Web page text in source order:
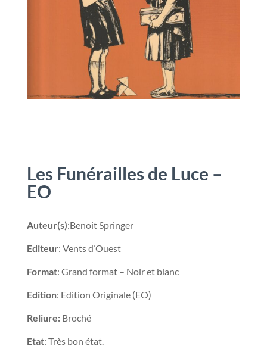
Les Funérailles de Luce –
EO
Auteur(s):Benoit Springer
Editeur: Vents d’Ouest
Format: Grand format – Noir et blanc
Edition: Edition Originale (EO)
Reliure:Broché
Etat: Très bon état.